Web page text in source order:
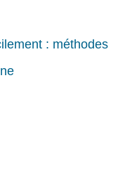
: méthodes